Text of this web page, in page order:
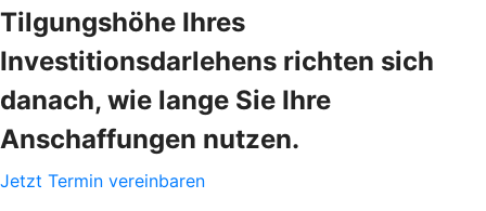
Tilgungshöhe Ihres
Investitionsdarlehens richten sich
danach, wie lange Sie Ihre
Anschaffungen nutzen.
Jetzt Termin vereinbaren